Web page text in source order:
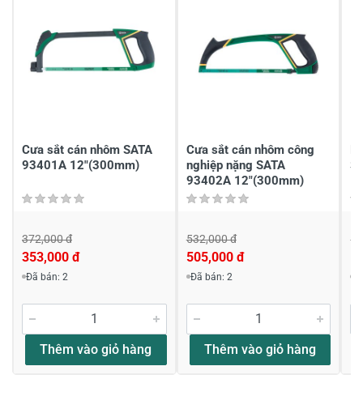
Cưa sắt cán nhôm SATA
93401A 12"(300mm)
372,000 đ
353,000 đ
Đã bán: 2
Thêm vào giỏ hàng
Cưa sắt cán nhôm công
nghiệp nặng SATA
93402A 12"(300mm)
532,000 đ
505,000 đ
Đã bán: 2
Thêm vào giỏ hàng